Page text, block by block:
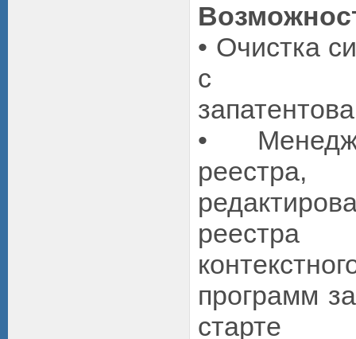
• Очистка
с
•
программ